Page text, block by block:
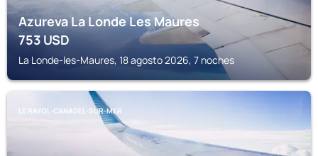
Azureva La Londe Les Maures
753USD
La Londe-les-Maures, 18 agosto 2026, 7 noches
LE RAYOL-CANADEL-SUR-MER